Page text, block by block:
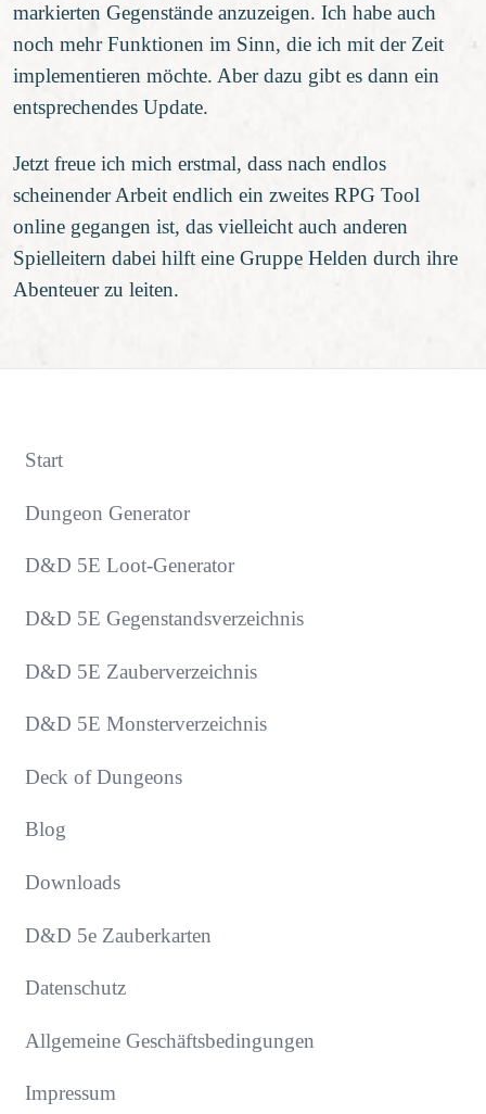
markierten Gegenstände anzuzeigen. Ich habe auch
noch mehr Funktionen im Sinn, die ich mit der Zeit
implementieren möchte. Aber dazu gibt es dann ein
entsprechendes Update.
Jetzt freue ich mich erstmal, dass nach endlos
scheinender Arbeit endlich ein zweites RPG Tool
online gegangen ist, das vielleicht auch anderen
Spielleitern dabei hilft eine Gruppe Helden durch ihre
Abenteuer zu leiten.
Start
Dungeon Generator
D&D 5E Loot-Generator
D&D 5E Gegenstandsverzeichnis
D&D 5E Zauberverzeichnis
D&D 5E Monsterverzeichnis
Deck of Dungeons
Blog
Downloads
D&D 5e Zauberkarten
Datenschutz
Allgemeine Geschäftsbedingungen
Impressum